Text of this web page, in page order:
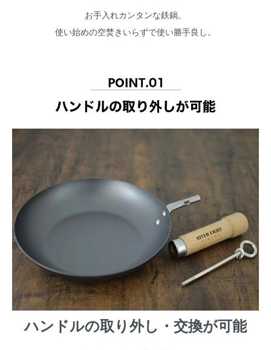
お手入れカンタンな鉄鍋。
使い始めの空焚きいらずで使い勝手良し。
ハンドルの取り外し・交換が可能